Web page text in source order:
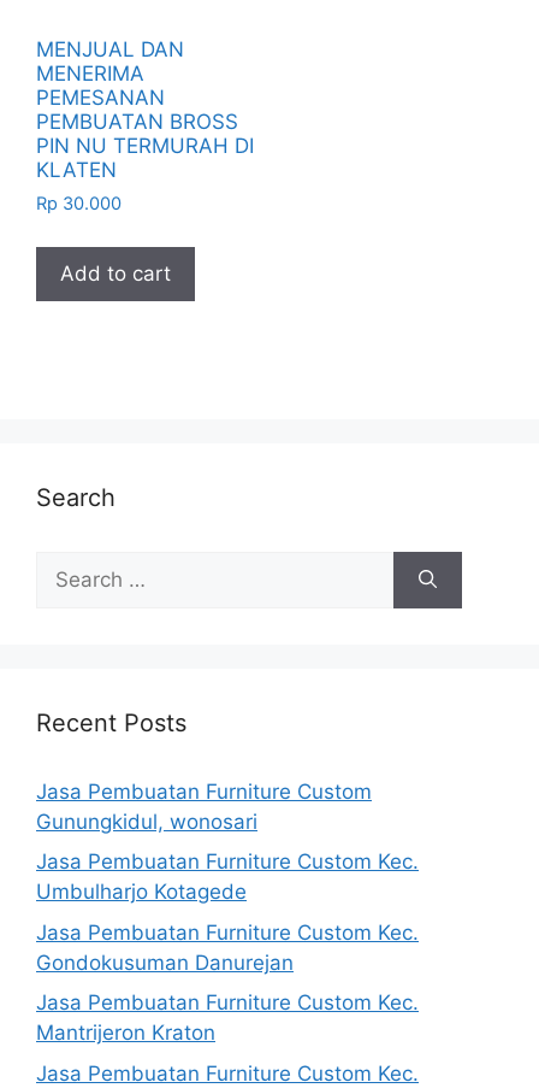
MENJUAL DAN
MENERIMA
PEMESANAN
PEMBUATAN BROSS
PIN NU TERMURAH DI
KLATEN
Rp 30.000
Add to cart
Search
for:
Recent Posts
Jasa Pembuatan Furniture Custom
Gunungkidul, wonosari
Jasa Pembuatan Furniture Custom Kec.
Umbulharjo Kotagede
Jasa Pembuatan Furniture Custom Kec.
Gondokusuman Danurejan
Jasa Pembuatan Furniture Custom Kec.
Mantrijeron Kraton
Jasa Pembuatan Furniture Custom Kec.